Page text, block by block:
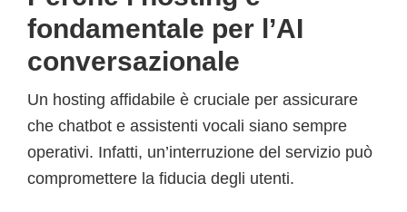
fondamentale per l’AI
conversazionale
Un hosting affidabile è cruciale per assicurare
che chatbot e assistenti vocali siano sempre
operativi. Infatti, un’interruzione del servizio può
compromettere la fiducia degli utenti.